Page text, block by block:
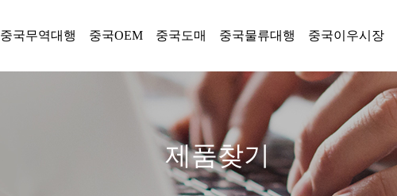
중국무역대행 중국OEM 중국도매 중국물류대행 중국이우시장
제품찾기